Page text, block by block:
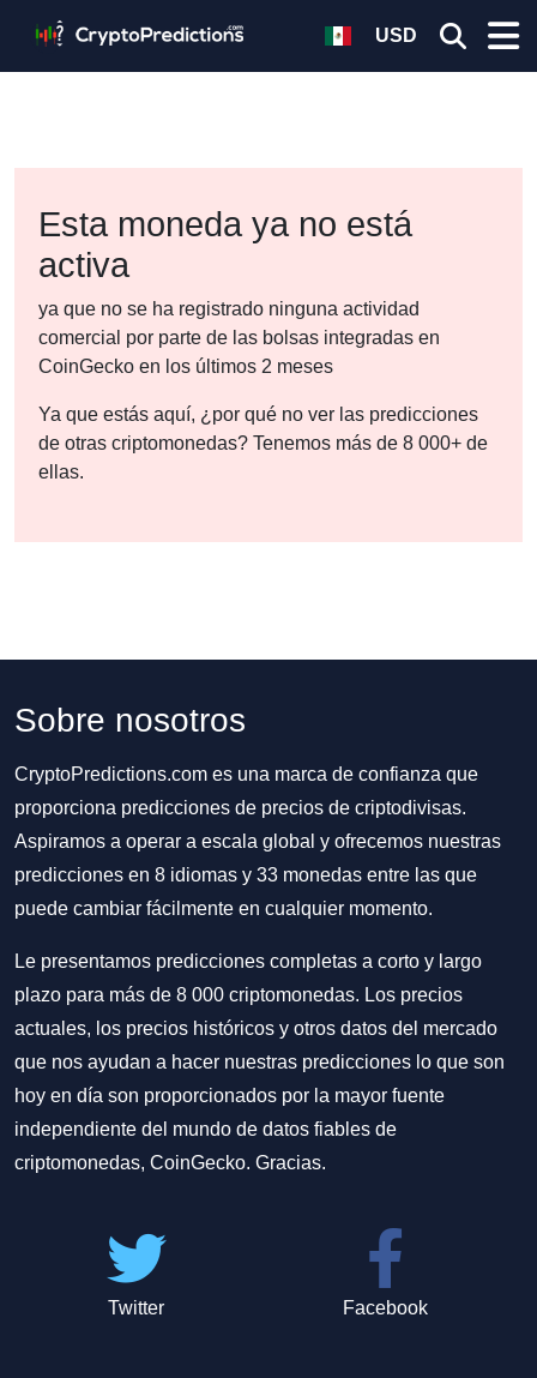
USD
Esta moneda ya no está
activa
ya que no se ha registrado ninguna actividad
comercial por parte de las bolsas integradas en
CoinGecko en los últimos 2 meses
Ya que estás aquí, ¿por qué no ver las predicciones
de otras criptomonedas? Tenemos más de 8 000+ de
ellas.
Sobre nosotros
CryptoPredictions.com es una marca de confianza que
proporciona predicciones de precios de criptodivisas.
Aspiramos a operar a escala global y ofrecemos nuestras
predicciones en 8 idiomas y 33 monedas entre las que
puede cambiar fácilmente en cualquier momento.
Le presentamos predicciones completas a corto y largo
plazo para más de 8 000 criptomonedas. Los precios
actuales, los precios históricos y otros datos del mercado
que nos ayudan a hacer nuestras predicciones lo que son
hoy en día son proporcionados por la mayor fuente
independiente del mundo de datos fiables de
criptomonedas, CoinGecko. Gracias.
Twitter Facebook